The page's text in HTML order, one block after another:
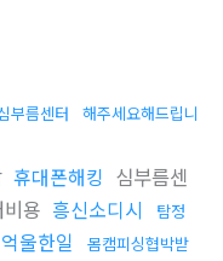
부름센터
해주세요해드립니
휴대폰해킹 심부름센
용 흥신소디시
탐정
억울한일
몸캠피싱협박받